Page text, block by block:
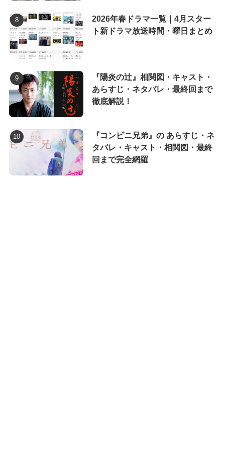
2026年春ドラマ一覧｜4月スター
ト新ドラマ放送時間・曜日まとめ
『陽炎の辻』相関図・キャスト・
あらすじ・ネタバレ・最終回まで
徹底解説！
『コンビニ兄弟』の あらすじ・ネ
タバレ・キャスト・相関図・最終
回まで完全網羅